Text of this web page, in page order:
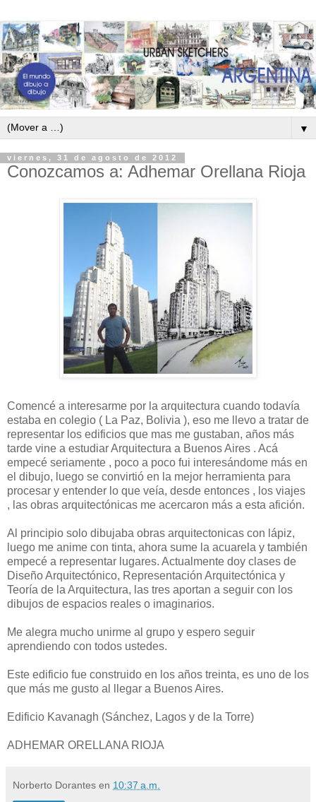
▼
viernes, 31 de agosto de 2012
Conozcamos a: Adhemar Orellana Rioja
Comencé a interesarme por la arquitectura cuando todavía
estaba en colegio ( La Paz, Bolivia ), eso me llevo a tratar de
representar los edificios que mas me gustaban, años más
tarde vine a estudiar Arquitectura a Buenos Aires . Acá
empecé seriamente , poco a poco fui interesándome más en
el dibujo, luego se convirtió en la mejor herramienta para
procesar y entender lo que veía, desde entonces , los viajes
, las obras arquitectónicas me acercaron más a esta afición.
Al principio solo dibujaba obras arquitectonicas con lápiz,
luego me anime con tinta, ahora sume la acuarela y también
empecé a representar lugares. Actualmente doy clases de
Diseño Arquitectónico, Representación Arquitectónica y
Teoría de la Arquitectura, las tres aportan a seguir con los
dibujos de espacios reales o imaginarios.
Me alegra mucho unirme al grupo y espero seguir
aprendiendo con todos ustedes.
Este edificio fue construido en los años treinta, es uno de los
que más me gusto al llegar a Buenos Aires.
Edificio Kavanagh (Sánchez, Lagos y de la Torre)
ADHEMAR ORELLANA RIOJA
Norberto Dorantes en 10:37 a.m.